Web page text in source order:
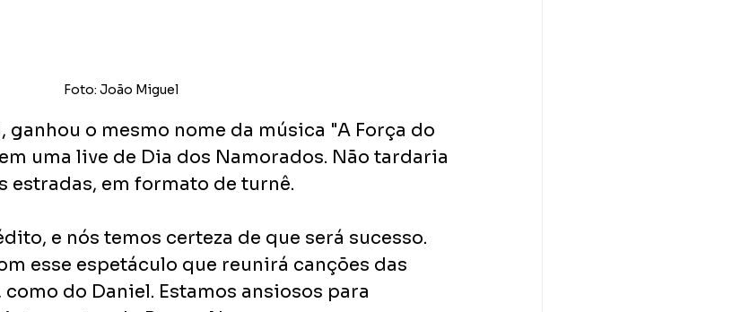
Foto: João Miguel
o mesmo nome da música "A Força do​
uma live de Dia dos Namorados. Não​ tardaria
estradas, em formato de turnê.
e nós temos certeza de que será sucesso.​
esse espetáculo que reunirá canções das​
do Daniel. Estamos ansiosos para